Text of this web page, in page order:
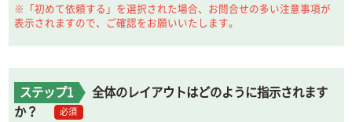
※「初めて依頼する」を選択された場合、お問合せの多い注意事項が
表示されますので、ご確認をお願いいたします。
ステップ1
全体のレイアウトはどのように指示されます
か？
必須